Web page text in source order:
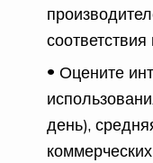
Оцените
день),